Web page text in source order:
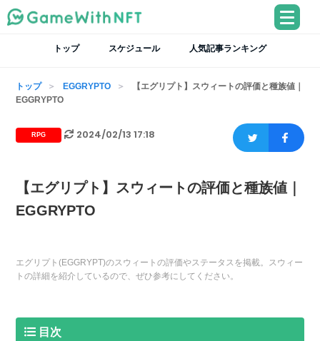
トップ スケジュール 人気記事ランキング
トップ EGGRYPTO
【エグリプト】スウィートの評価と種族値｜
EGGRYPTO
RPG 2024/02/13 17:18
【エグリプト】スウィートの評価と種族値｜
EGGRYPTO
エグリプト(EGGRYPT)のスウィートの評価やステータスを掲載。スウィー
トの詳細を紹介しているので、ぜひ参考にしてください。
目次